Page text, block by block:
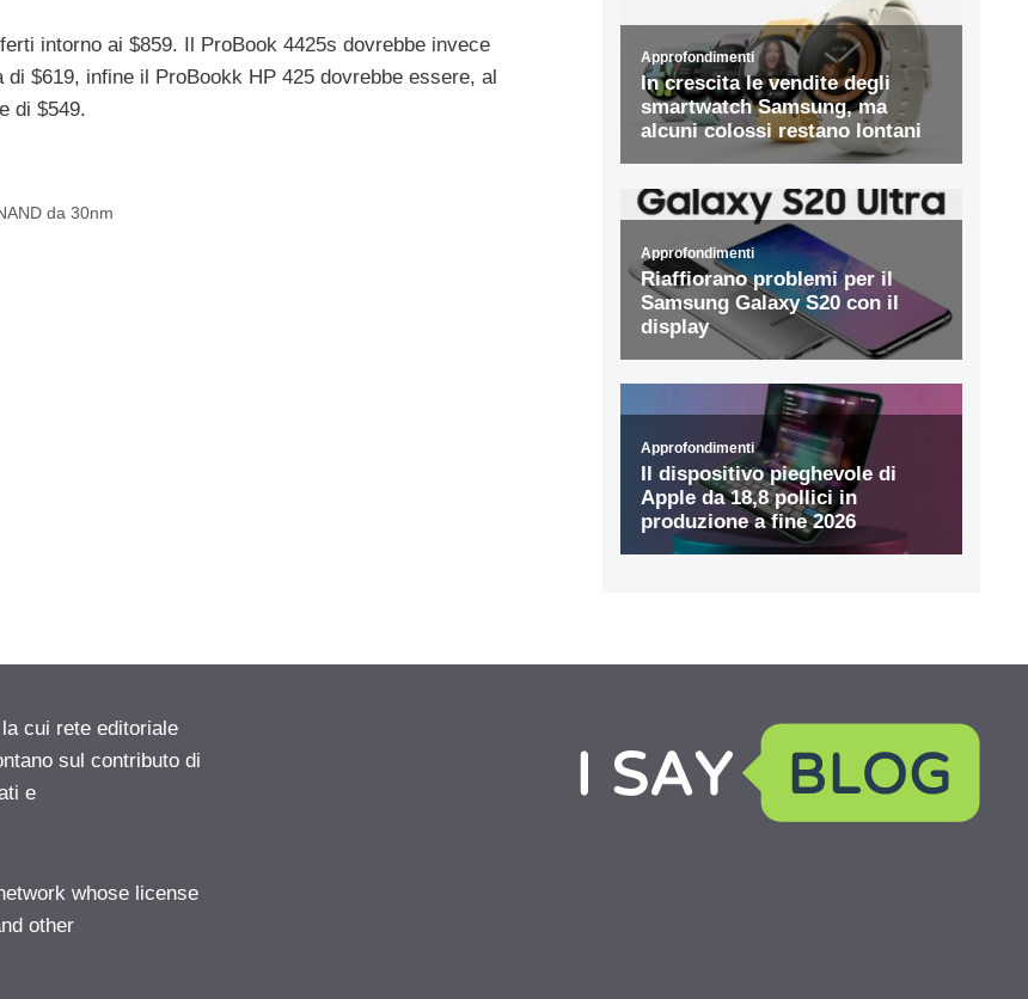
intorno ai $859. Il ProBook 4425s dovrebbe invece
$619, infine il ProBookk HP 425 dovrebbe essere, al
di $549.
da 30nm
cui rete editoriale
sul contributo di
e
whose license
other